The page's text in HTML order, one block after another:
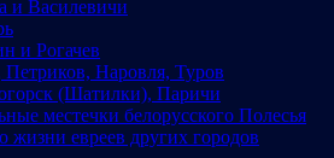
и Василевичи
и Рогачев
Петриков, Наровля, Туров
(Шатилки), Паричи
местечки белорусского Полесья
жизни евреев других городов